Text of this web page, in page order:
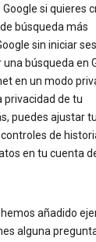
si quieres
búsqueda más
sin iniciar
búsqueda en
en un modo
privacidad de tu
puedes ajustar tu
de
en tu cuenta
añadido
alguna